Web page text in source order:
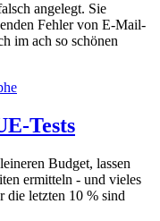
angelegt. Sie
Fehler von E-Mail-
im ach so schönen
Tests
Budget, lassen
ermitteln - und vieles
die letzten 10 % sind